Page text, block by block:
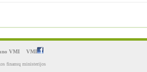
VMI VMI
finansų ministerijos